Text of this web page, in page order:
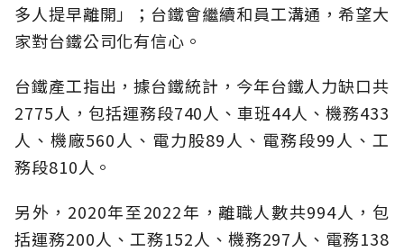
多人提早離開」；台鐵會繼續和員工溝通，希望大
家對台鐵公司化有信心。
台鐵產工指出，據台鐵統計，今年台鐵人力缺口共
2775人，包括運務段740人、車班44人、機務433
人、機廠560人、電力股89人、電務段99人、工
務段810人。
另外，2020年至2022年，離職人數共994人，包
括運務200人、工務152人、機務297人、電務138